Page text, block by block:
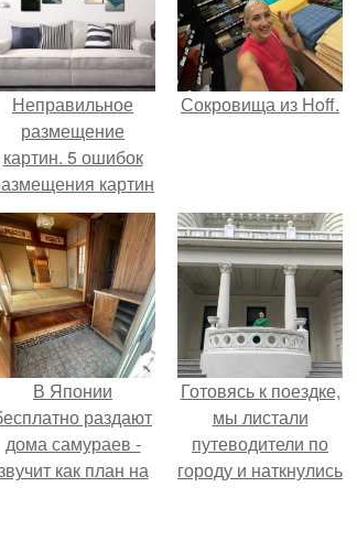
Неправильное
размещение
картин. 5 ошибок
картин
на стенах
Сокровища из Hoff.
В Японии
раздают
дома самураев -
как план на
Готовясь к поездке,
мы листали
путеводители по
городу и наткнулись